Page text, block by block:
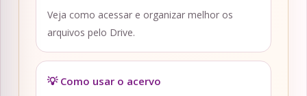
Veja como acessar e organizar melhor os
arquivos pelo Drive.
💡 Como usar o acervo